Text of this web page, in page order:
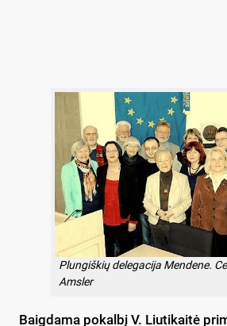
Plungiškių delegacija Mendene.
Amsler
Baigdama pokalbį V. Liutikaitė